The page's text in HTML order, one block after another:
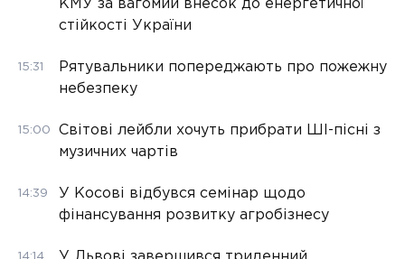
КМУ за вагомий внесок до енергетичної
стійкості України
15:31
Рятувальники попереджають про пожежну
небезпеку
15:00
Світові лейбли хочуть прибрати ШІ-пісні з
музичних чартів
14:39
У Косові відбувся семінар щодо
фінансування розвитку агробізнесу
14:14